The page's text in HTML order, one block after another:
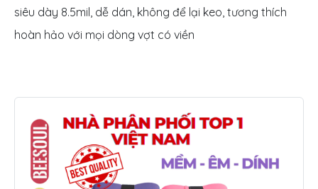
siêu dày 8.5mil, dễ dán, không để lại keo, tương thích
hoàn hảo với mọi dòng vợt có viền